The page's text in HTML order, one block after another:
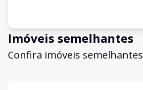
Imóveis semelhantes
Confira imóveis semelhantes